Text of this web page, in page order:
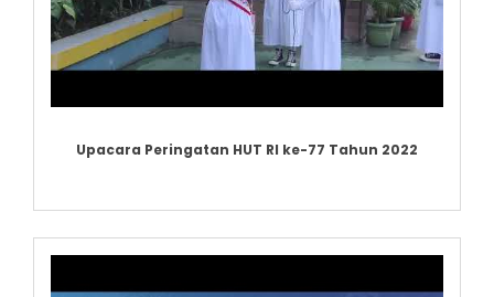
Upacara Peringatan HUT RI ke-77 Tahun 2022